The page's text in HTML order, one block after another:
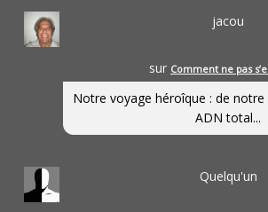
jacou
sur Comment ne pas
Notre voyage héroîque : de
ADN total...
Quelqu'un